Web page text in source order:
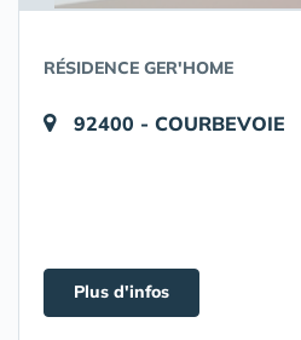
RÉSIDENCE GER'HOME
92400 - COURBEVOIE
Plus d'infos